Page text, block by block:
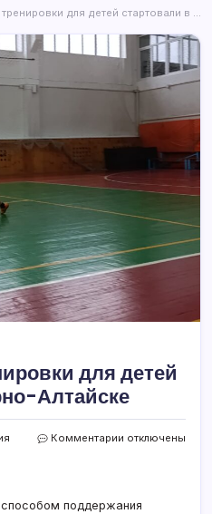
для детей стартовали в Горно-Алтайске
для детей
Алтайске
Комментарии котключены
поддержания